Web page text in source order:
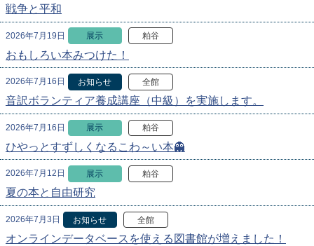
戦争と平和
2026年7月19日 展示 粕谷
おもしろい本みつけた！
2026年7月16日 お知らせ 全館
音訳ボランティア養成講座（中級）を実施します。
2026年7月16日 展示 粕谷
ひやっとすずしくなるこわ～い本👻
2026年7月12日 展示 粕谷
夏の本と自由研究
2026年7月3日 お知らせ 全館
オンラインデータベースを使える図書館が増えました！